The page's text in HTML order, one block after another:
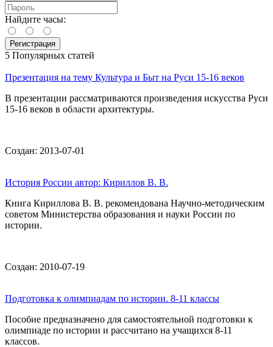
Найдите часы:
5 Популярных статей
Презентация на тему Культура и Быт на Руси 15-16 веков
В презентации рассматриваются произведения искусства Руси
15-16 веков в области архитектуры.
Создан: 2013-07-01
История России автор: Кириллов В. В.
Книга Кириллова В. В. рекомендована Научно-методическим
советом Министерства образования и науки России по
истории.
Создан: 2010-07-19
Подготовка к олимпиадам по истории. 8-11 классы
Пособие предназначено для самостоятельной подготовки к
олимпиаде по истории и рассчитано на учащихся 8-11
классов.